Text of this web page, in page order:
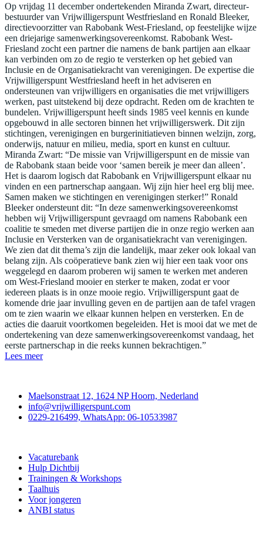
Op vrijdag 11 december ondertekenden Miranda Zwart, directeur-
bestuurder van Vrijwilligerspunt Westfriesland en Ronald Bleeker,
directievoorzitter van Rabobank West-Friesland, op feestelijke wijze
een driejarige samenwerkingsovereenkomst. Rabobank West-
Friesland zocht een partner die namens de bank partijen aan elkaar
kan verbinden om zo de regio te versterken op het gebied van
Inclusie en de Organisatiekracht van verenigingen. De expertise die
Vrijwilligerspunt Westfriesland heeft in het adviseren en
ondersteunen van vrijwilligers en organisaties die met vrijwilligers
werken, past uitstekend bij deze opdracht. Reden om de krachten te
bundelen. Vrijwilligerspunt heeft sinds 1985 veel kennis en kunde
opgebouwd in alle sectoren binnen het vrijwilligerswerk. Dit zijn
stichtingen, verenigingen en burgerinitiatieven binnen welzijn, zorg,
onderwijs, natuur en milieu, media, sport en kunst en cultuur.
Miranda Zwart: “De missie van Vrijwilligerspunt en de missie van
de Rabobank staan beide voor ‘samen bereik je meer dan alleen’.
Het is daarom logisch dat Rabobank en Vrijwilligerspunt elkaar nu
vinden en een partnerschap aangaan. Wij zijn hier heel erg blij mee.
Samen maken we stichtingen en verenigingen sterker!” Ronald
Bleeker ondersteunt dit: “In deze samenwerkingsovereenkomst
hebben wij Vrijwilligerspunt gevraagd om namens Rabobank een
coalitie te smeden met diverse partijen die in onze regio werken aan
Inclusie en Versterken van de organisatiekracht van verenigingen.
We zien dat dit thema’s zijn die landelijk, maar zeker ook lokaal van
belang zijn. Als coöperatieve bank zien wij hier een taak voor ons
weggelegd en daarom proberen wij samen te werken met anderen
om West-Friesland mooier en sterker te maken, zodat er voor
iedereen plaats is in onze mooie regio. Vrijwilligerspunt gaat de
komende drie jaar invulling geven en de partijen aan de tafel vragen
om te zien waarin we elkaar kunnen helpen en versterken. En de
acties die daaruit voortkomen begeleiden. Het is mooi dat we met de
ondertekening van deze samenwerkingsovereenkomst vandaag, het
eerste partnerschap in die reeks kunnen bekrachtigen.”
Lees meer
Maelsonstraat 12, 1624 NP Hoorn, Nederland
info@vrijwilligerspunt.com
0229-216499, WhatsApp: 06-10533987
Vacaturebank
Hulp Dichtbij
Trainingen & Workshops
Taalhuis
Voor jongeren
ANBI status